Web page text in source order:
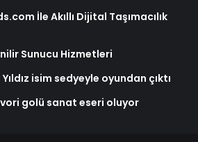
İle Akıllı Dijital Taşımacılık
Sunucu Hizmetleri
isim sedyeyle oyundan çıktı
golü sanat eseri oluyor